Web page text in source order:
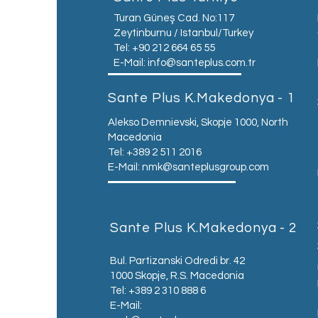
Turan Güneş Cad. No:117
Zeytinburnu / Istanbul/Turkey
Tel: +90 212 664 65 55
E-Mail: info@santeplus.com.tr
Sante Plus K.Makedonya - 1
Alekso Demnievski, Skopje 1000, North
Macedonia
Tel: +389 2 511 2016
E-Mail: nmk@santeplusgroup.com
Sante Plus K.Makedonya - 2
Bul. Partizanski Odredi br. 42
1000 Skopje, R.S. Macedonia
Tel: +389 2 310 888 6
E-Mail: